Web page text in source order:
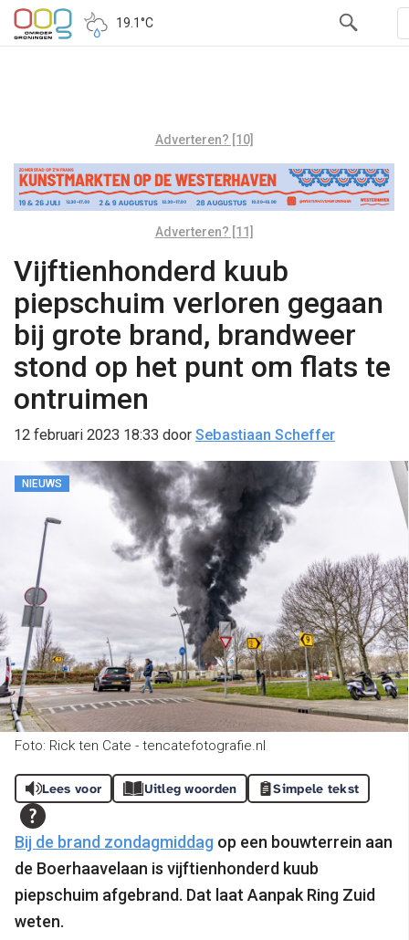
19.1°C
Adverteren? [10]
Adverteren? [11]
Vijftienhonderd kuub
piepschuim verloren gegaan
bij grote brand, brandweer
stond op het punt om flats te
ontruimen
12 februari 2023 18:33 door Sebastiaan Scheffer
NIEUWS
Foto: Rick ten Cate - tencatefotografie.nl
Lees voor Uitleg woorden Simpele tekst
Bij de brand zondagmiddag op een bouwterrein aan
de Boerhaavelaan is vijftienhonderd kuub
piepschuim afgebrand. Dat laat Aanpak Ring Zuid
weten.